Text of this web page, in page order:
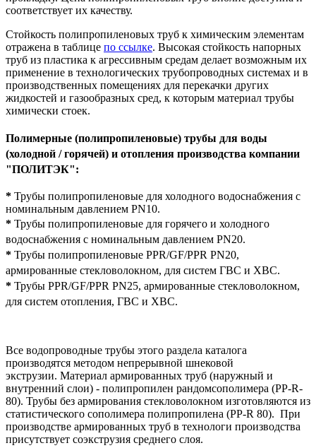
соответствует их качеству.
Стойкость полипропиленовых труб к химическим элементам
отражена в таблице по ссылке. Высокая стойкость напорных
труб из пластика к агрессивным средам делает возможным их
применение в технологических трубопроводных системах и в
производственных помещениях для перекачки других
жидкостей и газообразных сред, к которым материал трубы
химически стоек.
Полимерные (полипропиленовые) трубы для воды
(холодной / горячей) и отопления производства компании
"ПОЛИТЭК":
* Трубы полипропиленовые для холодного водоснабжения с
номинальным давлением PN10.
* Трубы полипропиленовые для горячего и холодного
водоснабжения с номинальным давлением PN20.
* Трубы полипропиленовые PPR/GF/PPR PN20,
армированные стекловолокном, для систем ГВС и ХВС.
* Трубы PPR/GF/PPR PN25, армированные стекловолокном,
для систем отопления, ГВС и ХВС.
Все водопроводные трубы этого раздела каталога
производятся методом непрерывной шнековой
экструзии. Материал армированных труб (наружный и
внутренний слои) - полипропилен рандомсополимера (PP-R-
80). Трубы без армирования стекловолокном изготовляются из
статистического сополимера полипропилена (PP-R 80). При
производстве армированных труб в технологи производства
присутствует соэкструзия среднего слоя.